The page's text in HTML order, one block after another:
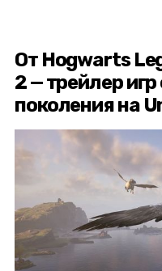
От Hogwarts
2 — трейлер
поколения на